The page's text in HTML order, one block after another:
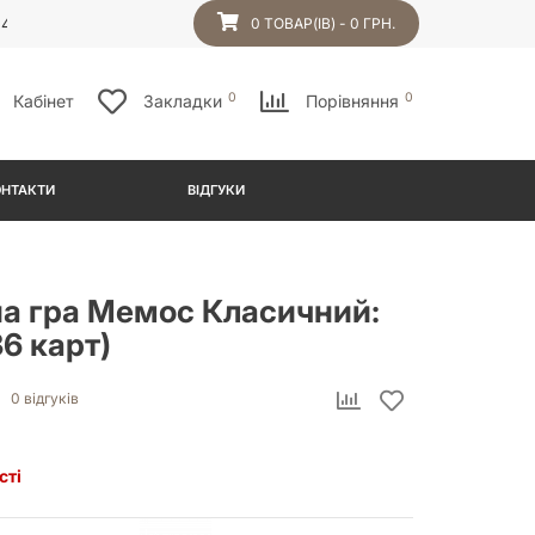
0 ТОВАР(ІВ) - 0 ГРН.
Кабінет Закладки 0 Порівняння 0
ВІДГУКИ
гра Мемос Класичний:
карт)
0 відгуків